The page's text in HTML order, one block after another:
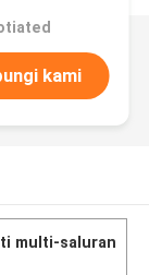
kami
multi-saluran